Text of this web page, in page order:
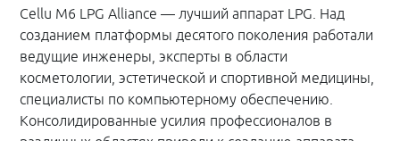
Cellu M6 LPG Alliance — лучший аппарат LPG. Над
созданием платформы десятого поколения работали
ведущие инженеры, эксперты в области
косметологии, эстетической и спортивной медицины,
специалисты по компьютерному обеспечению.
Консолидированные усилия профессионалов в